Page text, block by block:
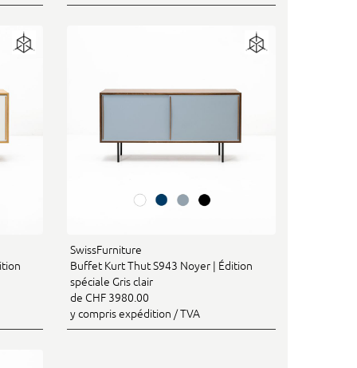
SwissFurniture
Buffet Kurt Thut S943 Noyer | Édition
spéciale Gris clair
de CHF 3980.00
y compris expédition / TVA